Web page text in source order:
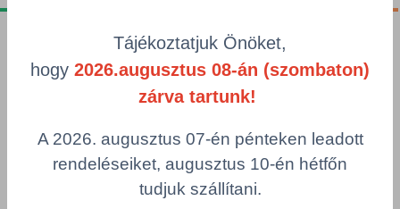
Tájékoztatók
Adatvédelmi nyilatkozat
Adatkezelési tájékoztató
Alapvető munkaügyi szabályok
Visszaélés-bejelentés
Tájékoztatjuk Önöket,
hogy 2026.augusztus 08-án (szombaton)
zárva tartunk!
A 2026. augusztus 07-én pénteken leadott
rendeléseiket, augusztus 10-én hétfőn
tudjuk szállítani.